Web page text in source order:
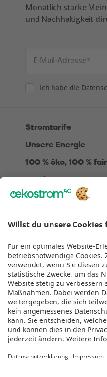
Monatlich starke
und Nachhaltigkeit
E-Mail-Adresse*
ConsentIch habe die
Wir sind
TÜV zertifiziert
Genug
Jetzt Teil der
Stromtarife
Unsere Energie
100 % öko, 100 % fair
Service und Kontakt
Über Uns